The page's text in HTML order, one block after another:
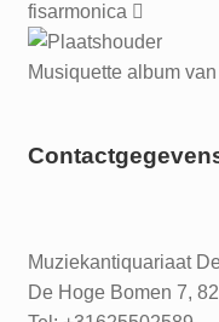
fisarmonica
Musiquette album
Muziekantiquariaat
De Hoge Bomen 7,